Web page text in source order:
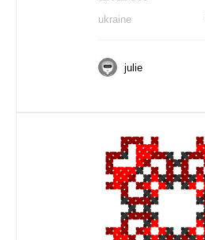
ukraine
julie